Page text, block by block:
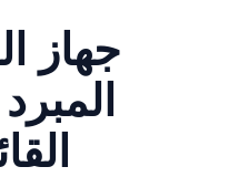
جهاز